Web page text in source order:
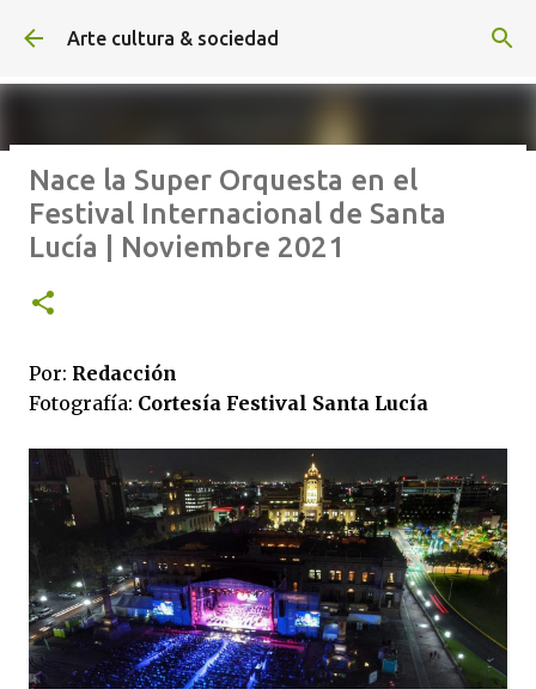
Ir al contenido principal
Arte cultura & sociedad
ALEXA DE HOYOS | El arte de
hacer cine sin excusas | ROBERTO
GARZA | Agosto 2026
Nace la Super Orquesta en el
Festival Internacional de Santa
Lucía | Noviembre 2021
Por: Redacción
Fotografía: Cortesía Festival Santa Lucía